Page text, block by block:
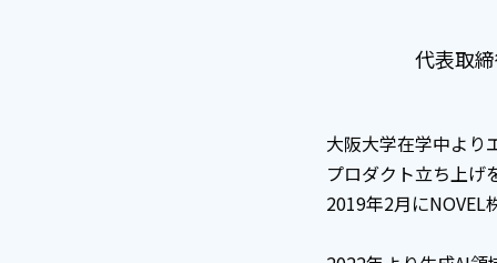
代表取
大阪大学在学中より
プロダクト立ち上げ
2019年2月にNOVEL